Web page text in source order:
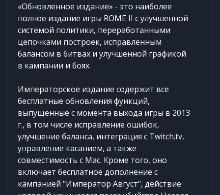
«Обновленное издание» - это наиболее
полное издание игры ROME II с улучшенной
системой политики, переработанными
цепочками построек, исправленным
балансом в битвах и улучшенной графикой
в кампании и боях.
Императорское издание содержит все
бесплатные обновления функций,
выпущенные с момента выхода игры в 2013
г., в том числе исправление ошибок,
улучшение баланса, интеграция с Twitch.tv,
управление касанием, а также
совместимость с Mac. Кроме того, оно
включает бесплатное дополнение с
кампанией "Император Август", действие